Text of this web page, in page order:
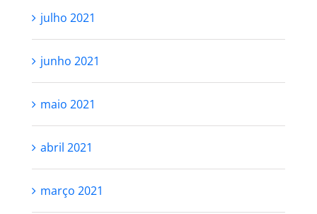
julho 2021
junho 2021
maio 2021
abril 2021
março 2021